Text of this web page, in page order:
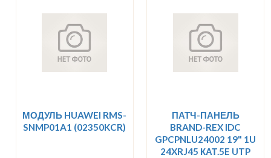
МОДУЛЬ HUAWEI RMS-
SNMP01A1 (02350KCR)
ПАТЧ-ПАНЕЛЬ
BRAND-REX IDC
GPCPNLU24002 19" 1U
24XRJ45 КАТ.5E UTP